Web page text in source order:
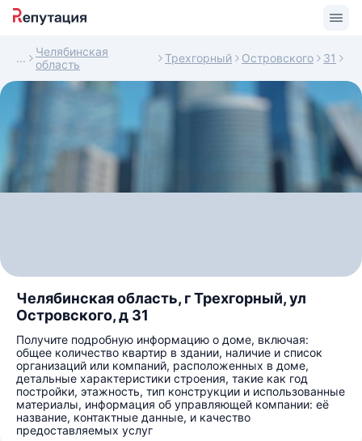
Челябинская
область
Трехгорный Островского 31
Челябинская область, г Трехгорный, ул
Островского, д 31
Получите подробную информацию о доме, включая:
общее количество квартир в здании, наличие и список
организаций или компаний, расположенных в доме,
детальные характеристики строения, такие как год
постройки, этажность, тип конструкции и использованные
материалы, информация об управляющей компании: её
название, контактные данные, и качество
предоставляемых услуг